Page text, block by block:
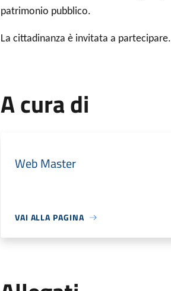
patrimonio pubblico.
La cittadinanza è invitata a partecipare.
A cura di
Web Master
VAI ALLA PAGINA